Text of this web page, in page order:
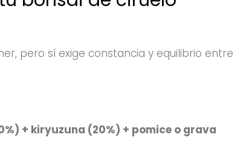
pero sí exige constancia y equilibrio entre
+ kiryuzuna (20%) + pomice o grava